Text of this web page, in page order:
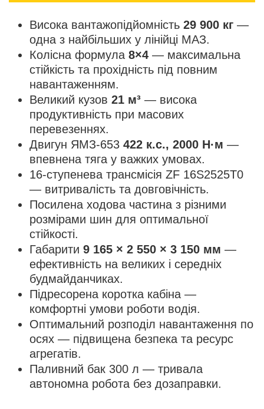
Висока вантажопідйомність 29 900 кг —
одна з найбільших у лінійці МАЗ.
Колісна формула 8×4 — максимальна
стійкість та прохідність під повним
навантаженням.
Великий кузов 21 м³ — висока
продуктивність при масових
перевезеннях.
Двигун ЯМЗ-653 422 к.с., 2000 Н·м —
впевнена тяга у важких умовах.
16-ступенева трансмісія ZF 16S2525T0
— витривалість та довговічність.
Посилена ходова частина з різними
розмірами шин для оптимальної
стійкості.
Габарити 9 165 × 2 550 × 3 150 мм —
ефективність на великих і середніх
будмайданчиках.
Підресорена коротка кабіна —
комфортні умови роботи водія.
Оптимальний розподіл навантаження по
осях — підвищена безпека та ресурс
агрегатів.
Паливний бак 300 л — тривала
автономна робота без дозаправки.